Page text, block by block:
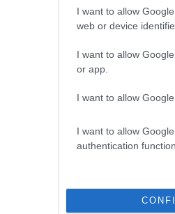
I want to allow
web or device
I want to allow
or app.
I want to allow
I want to allow
authentication